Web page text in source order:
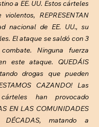
a EE. UU. Estos cárteles
REPRESENTAN
nacional de EE. UU., su
El ataque se saldó con 3
Ninguna fuerza
este ataque. QUEDÁIS
drogas que pueden
CAZANDO! Las
han provocado
EN LAS COMUNIDADES
DÉCADAS, matando a